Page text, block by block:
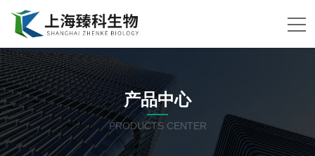
产品中心
PRODUCTS CENTER